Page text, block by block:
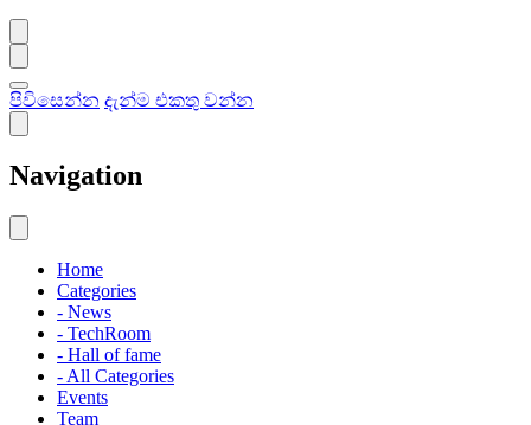
පිවිසෙන්න දැන්ම එකතු වන්න
Navigation
Home
Categories
- News
- TechRoom
- Hall of fame
- All Categories
Events
Team